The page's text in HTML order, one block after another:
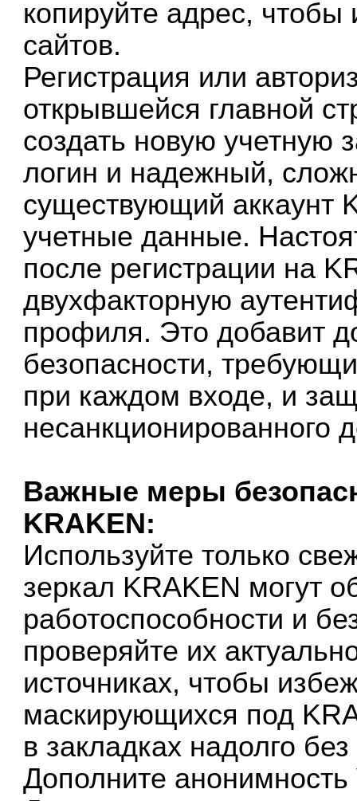
копируйте адрес,
сайтов.
Регистрация или
открывшейся главной
создать новую учетную
логин и надежный,
существующий аккаунт
учетные данные.
после регистрации на
двухфакторную
профиля. Это добавит
безопасности,
при каждом входе, и
несанкционированного
Важные меры
KRAKEN:
Используйте только
зеркал KRAKEN могут
работоспособности и
проверяйте их
источниках, чтобы
маскирующихся под
в закладках надолго
Дополните